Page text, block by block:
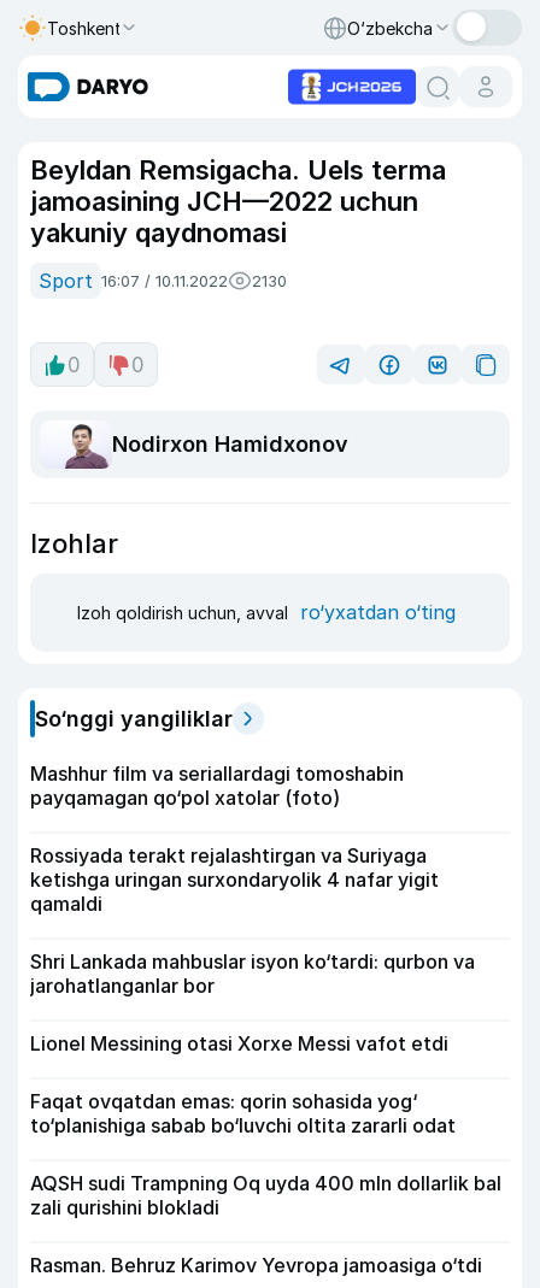
Toshkent O‘zbekcha
Beyldan Remsigacha. Uels terma
jamoasining JCH—2022 uchun
yakuniy qaydnomasi
Sport 16:07 / 10.11.2022 2130
0 0
Nodirxon Hamidxonov
Izohlar
Izoh qoldirish uchun, avval ro‘yxatdan o‘ting
So‘nggi yangiliklar
Mashhur film va seriallardagi tomoshabin
payqamagan qo‘pol xatolar (foto)
Rossiyada terakt rejalashtirgan va Suriyaga
ketishga uringan surxondaryolik 4 nafar yigit
qamaldi
Shri Lankada mahbuslar isyon ko‘tardi: qurbon va
jarohatlanganlar bor
Lionel Messining otasi Xorxe Messi vafot etdi
Faqat ovqatdan emas: qorin sohasida yog‘
to‘planishiga sabab bo‘luvchi oltita zararli odat
AQSH sudi Trampning Oq uyda 400 mln dollarlik bal
zali qurishini blokladi
Rasman. Behruz Karimov Yevropa jamoasiga o‘tdi